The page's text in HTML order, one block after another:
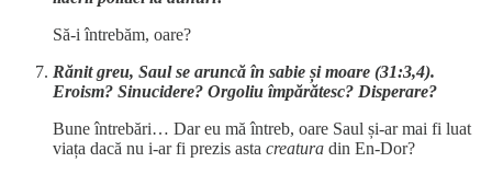
Să-i întrebăm, oare?
Rănit greu, Saul se aruncă în sabie și moare (31:3,4).
Eroism? Sinucidere? Orgoliu împărătesc? Disperare?
Bune întrebări… Dar eu mă întreb, oare Saul și-ar mai fi luat
viața dacă nu i-ar fi prezis asta creatura din En-Dor?